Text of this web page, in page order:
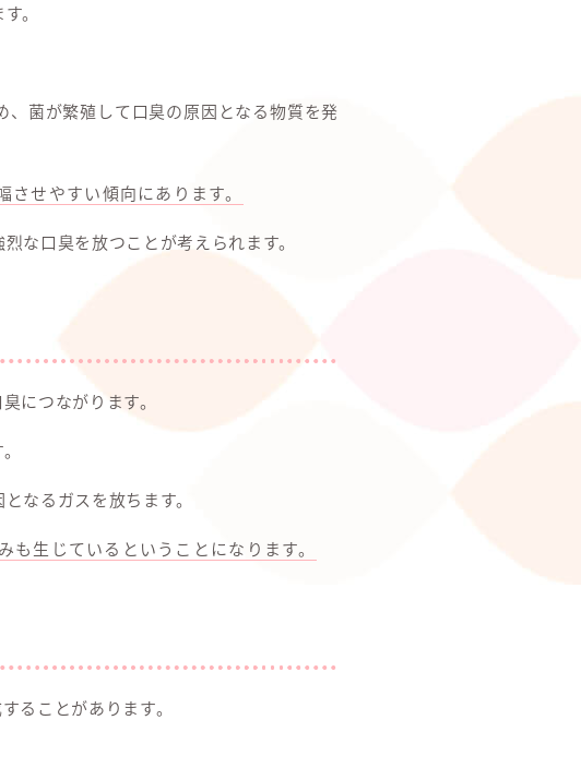
。
菌が繁殖して口臭の原因となる物質を発
せやすい傾向にあります。
な口臭を放つことが考えられます。
につながります。
なるガスを放ちます。
も生じているということになります。
ることがあります。